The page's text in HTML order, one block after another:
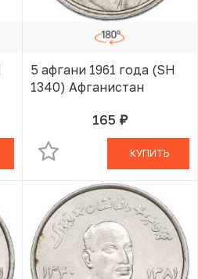
5 афгани 1961 года (SH
1340) Афганистан
165 руб.В КОРЗИНЕ
КУПИТЬ